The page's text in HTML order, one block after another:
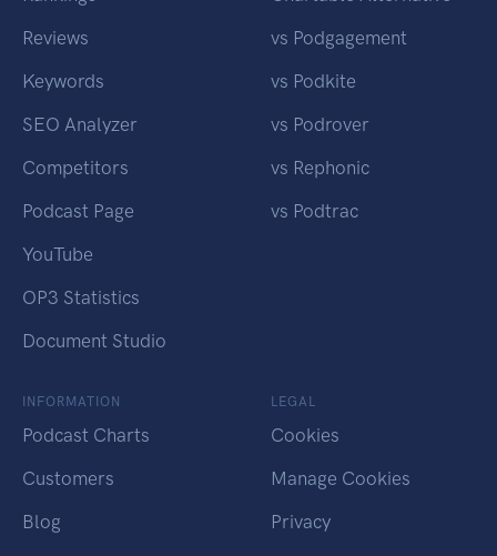
Reviews
Keywords
SEO Analyzer
Competitors
Podcast Page
YouTube
OP3 Statistics
Document Studio
vs Podgagement
vs Podkite
vs Podrover
vs Rephonic
vs Podtrac
INFORMATION
Podcast Charts
Customers
Blog
LEGAL
Cookies
Manage Cookies
Privacy